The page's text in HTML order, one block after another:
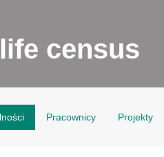
census
Pracownicy Projekty